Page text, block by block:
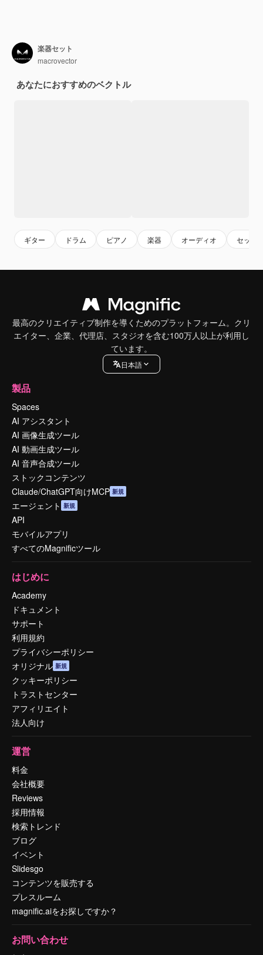
楽器セット
macrovector
あなたにおすすめのベクトル
ギター ドラム ピアノ 楽器 オーディオ セット
最高のクリエイティブ制作を導くためのプラットフォーム。クリ
エイター、企業、代理店、スタジオを含む100万人以上が利用し
ています。
日本語
製品
Spaces
AI アシスタント
AI 画像生成ツール
AI 動画生成ツール
AI 音声合成ツール
ストックコンテンツ
Claude/ChatGPT向けMCP 新規
エージェント 新規
API
モバイルアプリ
すべてのMagnificツール
はじめに
Academy
ドキュメント
サポート
利用規約
プライバシーポリシー
オリジナル 新規
クッキーポリシー
トラストセンター
アフィリエイト
法人向け
運営
料金
会社概要
Reviews
採用情報
検索トレンド
ブログ
イベント
Slidesgo
コンテンツを販売する
プレスルーム
magnific.aiをお探しですか？
お問い合わせ